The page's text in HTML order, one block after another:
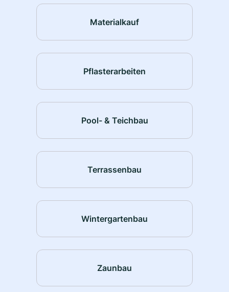
Materialkauf
Pflasterarbeiten
Pool- & Teichbau
Terrassenbau
Wintergartenbau
Zaunbau